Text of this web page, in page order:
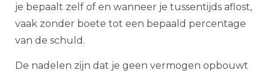
je bepaalt zelf of en wanneer je tussentijds aflost,
vaak zonder boete tot een bepaald percentage
van de schuld.
De nadelen zijn dat je geen vermogen opbouwt